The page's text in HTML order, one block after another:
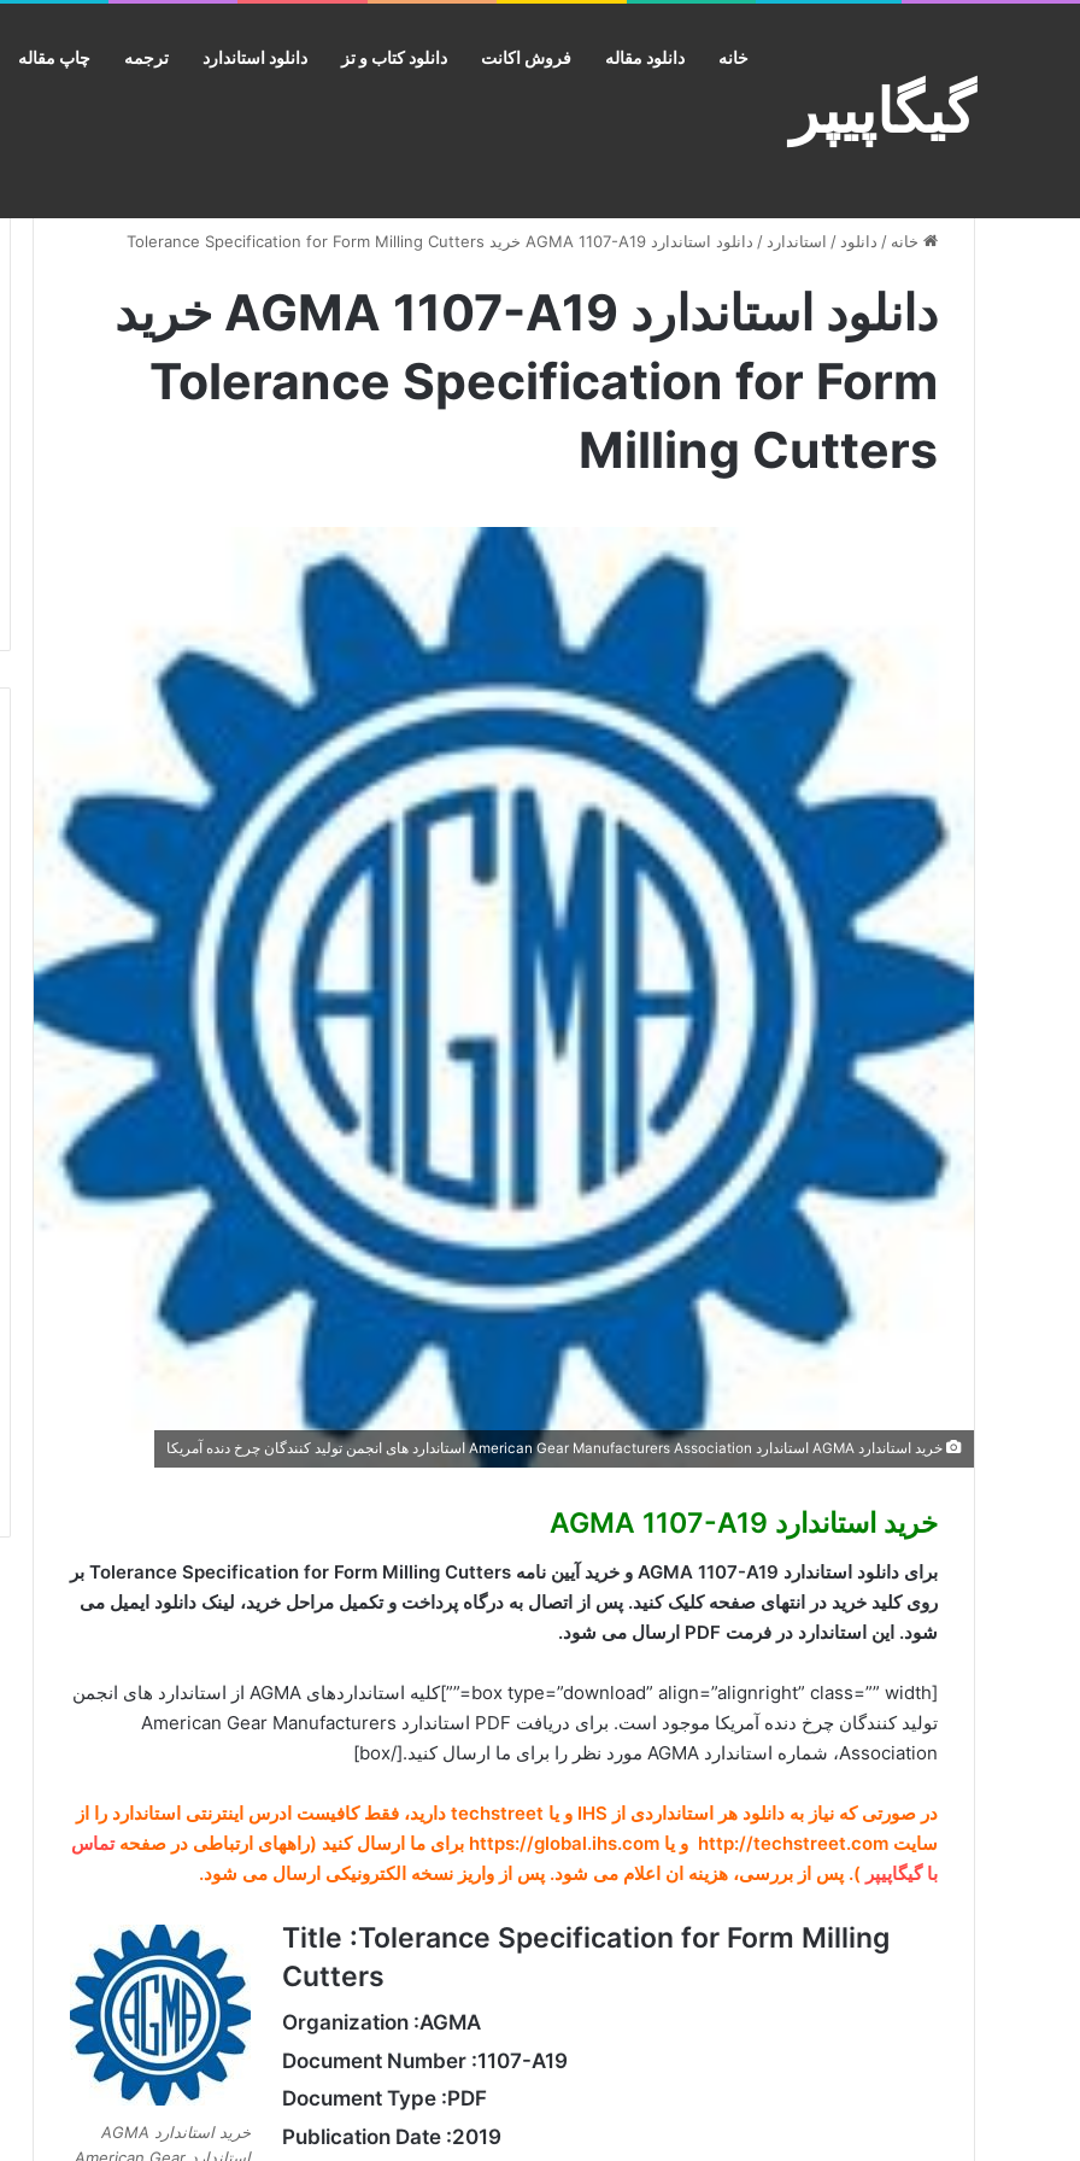
گیگاپیپر
خانه دانلود مقاله فروش اکانت دانلود کتاب و تز دانلود استاندارد ترجمه چاپ مقاله
خانه / دانلود / استاندارد / دانلود استاندارد AGMA 1107-A19 خرید Tolerance Specification for Form Milling Cutters
دانلود استاندارد AGMA 1107-A19 خرید
Tolerance Specification for Form
Milling Cutters
خرید استاندارد AGMA استاندارد American Gear Manufacturers Association استاندارد های انجمن توليد کنندگان چرخ دنده آمريکا
خرید استاندارد AGMA 1107-A19
برای دانلود استاندارد AGMA 1107-A19 و خرید آیین نامه Tolerance Specification for Form Milling Cutters بر
روی کلید خرید در انتهای صفحه کلیک کنید. پس از اتصال به درگاه پرداخت و تکمیل مراحل خرید، لینک دانلود ایمیل می
شود. این استاندارد در فرمت PDF ارسال می شود.
[box type=”download” align=”alignright” class=”” width=””]کلیه استانداردهای AGMA از استاندارد های انجمن
توليد کنندگان چرخ دنده آمريکا موجود است. برای دریافت PDF استاندارد American Gear Manufacturers
Association، شماره استاندارد AGMA مورد نظر را برای ما ارسال کنید.[/box]
در صورتی که نیاز به دانلود هر استانداردی از IHS و یا techstreet دارید، فقط کافیست ادرس اینترنتی استاندارد را از
سایت http://techstreet.com و یا https://global.ihs.com برای ما ارسال کنید (راههای ارتباطی در صفحه
تماس
با گیگاپیپر ). پس از بررسی، هزینه ان اعلام می شود. پس از واریز نسخه الکترونیکی ارسال می شود.
خرید استاندارد AGMA
Title :Tolerance Specification for Form Milling
Cutters
Organization :AGMA
Document Number :1107-A19
Document Type :PDF
Publication Date :2019